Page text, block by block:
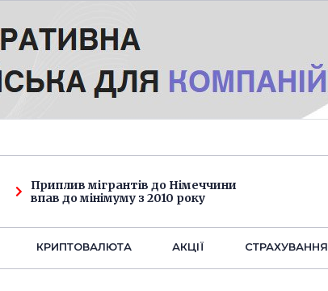
Приплив мігрантів до Німеччини
впав до мінімуму з 2010 року
КРИПТОВАЛЮТА АКЦІЇ СТРАХУВАННЯ